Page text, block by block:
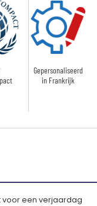
Gepersonaliseerd
in Frankrijk
voor een verjaardag